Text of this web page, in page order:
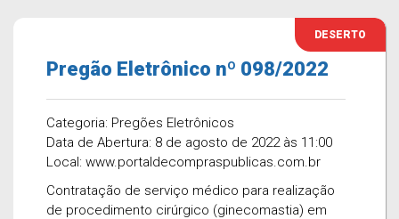
DESERTO
Pregão Eletrônico nº 098/2022
Categoria: Pregões Eletrônicos
Data de Abertura: 8 de agosto de 2022 às 11:00
Local: www.portaldecompraspublicas.com.br
Contratação de serviço médico para realização
de procedimento cirúrgico (ginecomastia) em